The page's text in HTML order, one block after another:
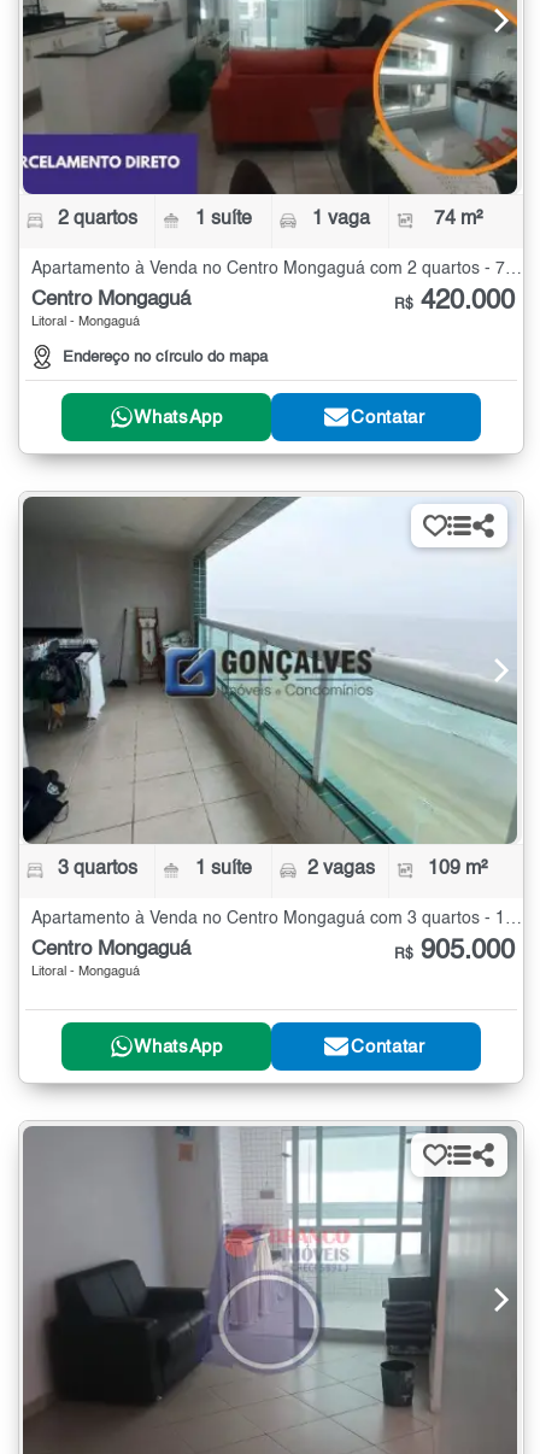
2 quartos 1 suíte 1 vaga 74 m²
Apartamento à Venda no Centro Mongaguá com 2 quartos - 74 m²
Centro Mongaguá
Litoral - Mongaguá
Endereço no círculo do mapa
R$ 420.000
WhatsApp Contatar
3 quartos 1 suíte 2 vagas 109 m²
Apartamento à Venda no Centro Mongaguá com 3 quartos - 109 m²
Centro Mongaguá
Litoral - Mongaguá
R$ 905.000
WhatsApp Contatar